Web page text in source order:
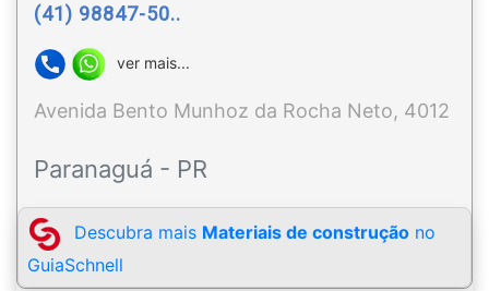
(41) 98847-50..
ver mais...
Avenida Bento Munhoz da Rocha Neto, 4012
Paranaguá - PR
Descubra mais Materiais de construção no
GuiaSchnell